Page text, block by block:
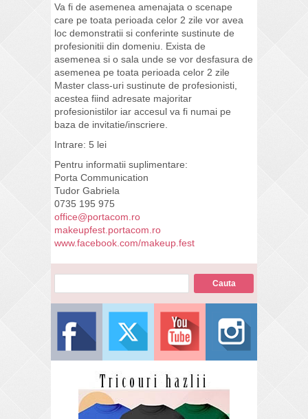
Va fi de asemenea amenajata o scenape
care pe toata perioada celor 2 zile vor avea
loc demonstratii si conferinte sustinute de
profesionitii din domeniu. Exista de
asemenea si o sala unde se vor desfasura de
asemenea pe toata perioada celor 2 zile
Master class-uri sustinute de profesionisti,
acestea fiind adresate majoritar
profesionistilor iar accesul va fi numai pe
baza de invitatie/inscriere.
Intrare: 5 lei
Pentru informatii suplimentare:
Porta Communication
Tudor Gabriela
0735 195 975
office@portacom.ro
makeupfest.portacom.ro
www.facebook.com/makeup.fest